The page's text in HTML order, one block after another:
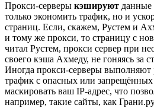
Прокси-серверы кэшируют данные
только экономить трафик, но и
страниц. Если, скажем, Рустем и
и тому же прокси, то страницу с
читал Рустем, прокси сервер при
своего кэша Ахмеду, не гоняясь за
Иногда прокси-серверы выполняют
трафик с опасных или
маскировать ваш IP-адрес, что
например, такие сайты, как